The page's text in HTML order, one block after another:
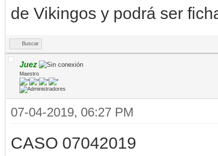
de Vikingos y podrá ser
Buscar
Juez
Maestro
07-04-2019, 06:27 PM
CASO 07042019